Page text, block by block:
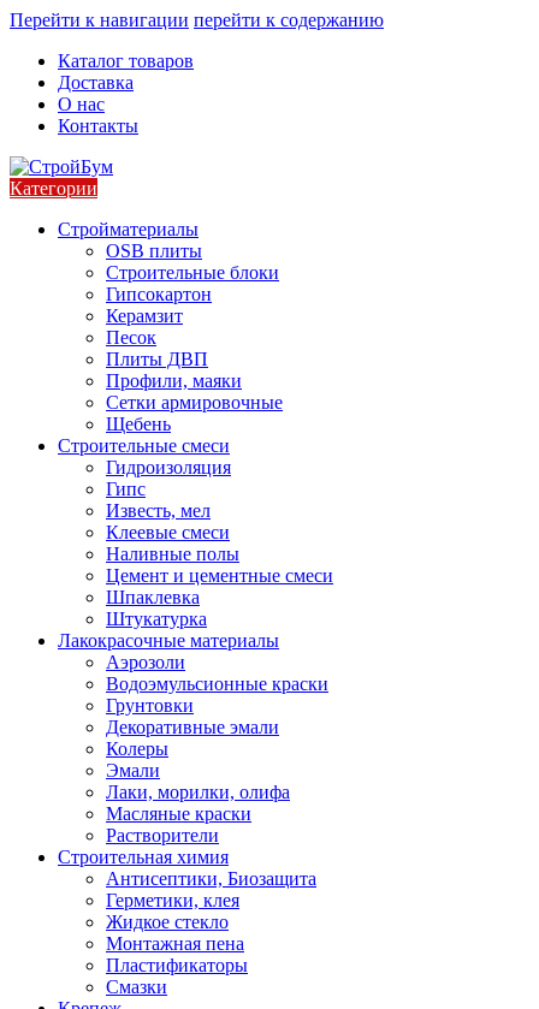
Перейти к навигации перейти к содержанию
Каталог товаров
Доставка
О нас
Контакты
Категории
Стройматериалы
OSB плиты
Строительные блоки
Гипсокартон
Керамзит
Песок
Плиты ДВП
Профили, маяки
Сетки армировочные
Щебень
Строительные смеси
Гидроизоляция
Гипс
Известь, мел
Клеевые смеси
Наливные полы
Цемент и цементные смеси
Шпаклевка
Штукатурка
Лакокрасочные материалы
Аэрозоли
Водоэмульсионные краски
Грунтовки
Декоративные эмали
Колеры
Эмали
Лаки, морилки, олифа
Масляные краски
Растворители
Строительная химия
Антисептики, Биозащита
Герметики, клея
Жидкое стекло
Монтажная пена
Пластификаторы
Смазки